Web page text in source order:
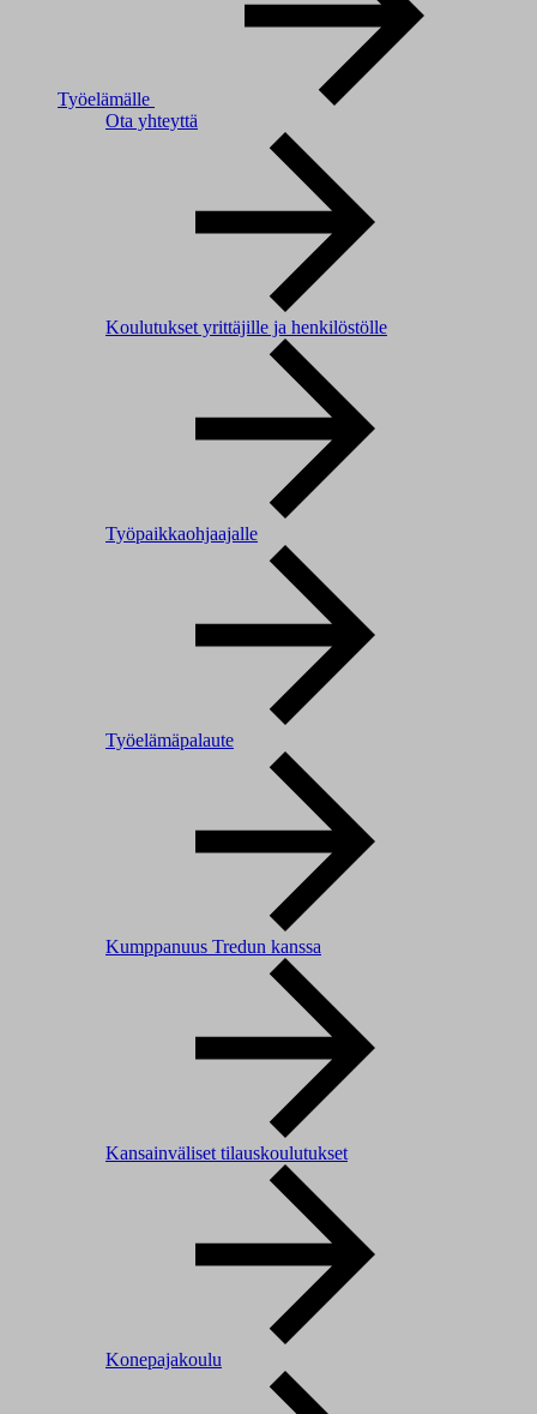
Työelämälle
Ota yhteyttä
Koulutukset yrittäjille ja henkilöstölle
Työpaikkaohjaajalle
Työelämäpalaute
Kumppanuus Tredun kanssa
Kansainväliset tilauskoulutukset
Konepajakoulu